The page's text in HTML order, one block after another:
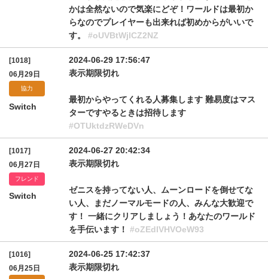
かは全然ないので気楽にどぞ！ワールドは最初か
らなのでプレイヤーも出来れば初めからがいいで
す。 #oUVBtWjlCZ2NZ
[1018]
06月29日
協力
Switch
2024-06-29 17:56:47
表示期限切れ
最初からやってくれる人募集します 難易度はマス
ターですやるときは招待します
#OTUktdzRWeDVn
[1017]
06月27日
フレンド
Switch
2024-06-27 20:42:34
表示期限切れ
ゼニスを持ってない人、ムーンロードを倒せてな
い人、まだノーマルモードの人、みんな大歓迎で
す！ 一緒にクリアしましょう！あなたのワールド
を手伝います！ #oZEdIVHVOeW93
[1016]
06月25日
2024-06-25 17:42:37
表示期限切れ